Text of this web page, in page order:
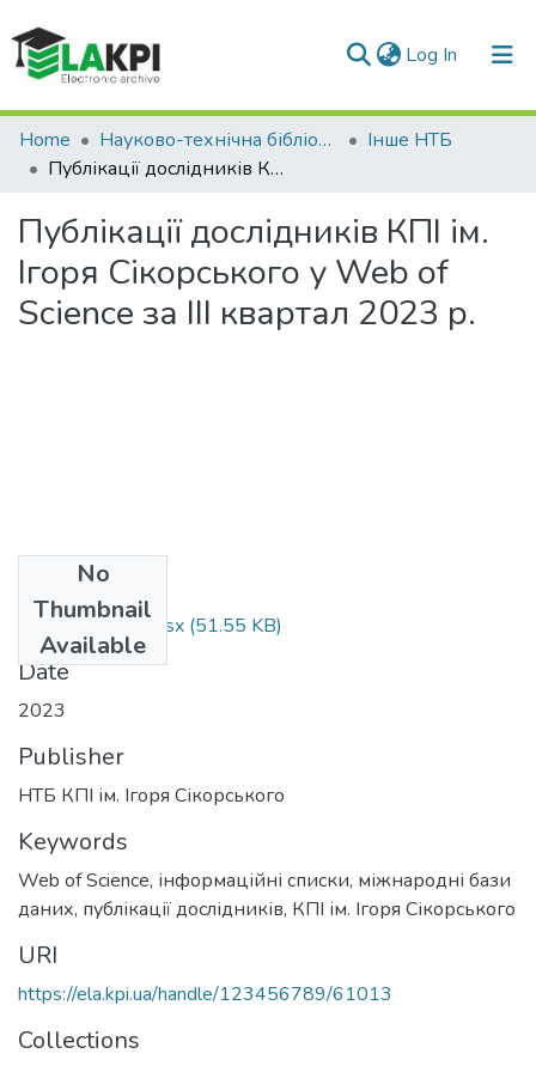
Log In (current)
Communities & Collections
All of DSpace
Statistics
Home Науково-технічна бібліотека
Інше НТБ
Публікації дослідників КПІ ім. Ігоря Сікорського у Web of Science за III квартал 2023 р.
Публікації дослідників КПІ ім.
Ігоря Сікорського у Web of
Science за III квартал 2023 р.
No
Thumbnail
Available
WOS_2023_III.xlsx (51.55 KB)
Date
2023
Publisher
НТБ КПІ ім. Ігоря Сікорського
Keywords
Web of Science, інформаційні списки, міжнародні бази
даних, публікації дослідників, КПІ ім. Ігоря Сікорського
URI
https://ela.kpi.ua/handle/123456789/61013
Collections